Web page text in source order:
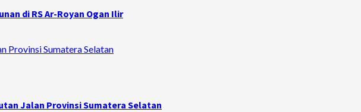
di RS Ar-Royan Ogan Ilir
Provinsi Sumatera Selatan
Jalan Provinsi Sumatera Selatan